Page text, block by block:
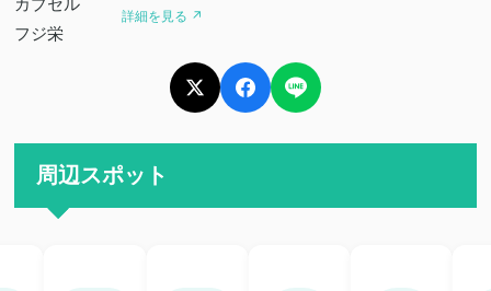
詳細を見る ↗
周辺スポット